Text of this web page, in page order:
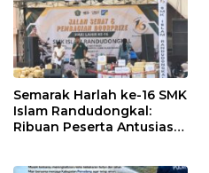
Semarak Harlah ke-16 SMK
Islam Randudongkal:
Ribuan Peserta Antusias